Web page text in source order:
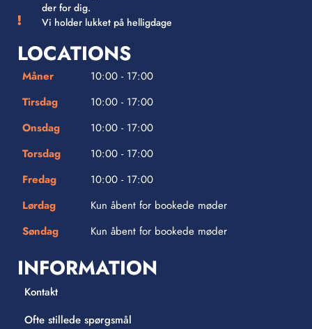
der for dig.
Vi holder lukket på helligdage
LOCATIONS
Måner
10:00 - 17:00
Tirsdag
10:00 - 17:00
Onsdag
10:00 - 17:00
Torsdag
10:00 - 17:00
Fredag
10:00 - 17:00
Lørdag
Kun åbent for bookede møder
Søndag
Kun åbent for bookede møder
INFORMATION
Kontakt
Ofte stillede spørgsmål